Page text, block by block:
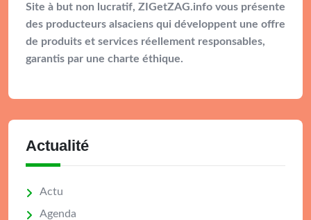
Site à but non lucratif, ZIGetZAG.info vous présente
des producteurs alsaciens qui développent une offre
de produits et services réellement responsables,
garantis par une charte éthique.
Actualité
Actu
Agenda